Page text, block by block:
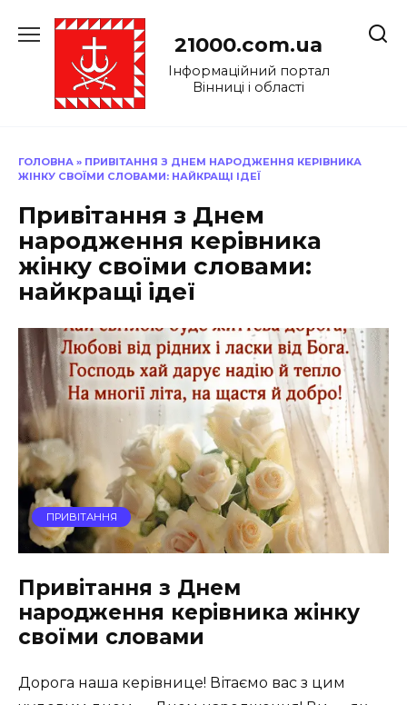
до
21000.com.ua
Інформаційний портал
Вінниці і області
ГОЛОВНА » ПРИВІТАННЯ З ДНЕМ НАРОДЖЕННЯ КЕРІВНИКА
ЖІНКУ СВОЇМИ СЛОВАМИ: НАЙКРАЩІ ІДЕЇ
Привітання з Днем
народження керівника
жінку своїми словами:
найкращі ідеї
ПРИВІТАННЯ
Привітання з Днем
народження керівника жінку
своїми словами
Дорога наша керівнице! Вітаємо вас з цим